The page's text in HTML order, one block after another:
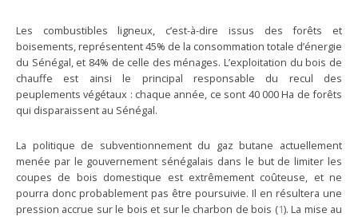
Les combustibles ligneux, c’est-à-dire issus des forêts et
boisements, représentent 45% de la consommation totale d’énergie
du Sénégal, et 84% de celle des ménages. L’exploitation du bois de
chauffe est ainsi le principal responsable du recul des
peuplements végétaux : chaque année, ce sont 40 000 Ha de forêts
qui disparaissent au Sénégal.
La politique de subventionnement du gaz butane actuellement
menée par le gouvernement sénégalais dans le but de limiter les
coupes de bois domestique est extrêmement coûteuse, et ne
pourra donc probablement pas être poursuivie. Il en résultera une
pression accrue sur le bois et sur le charbon de bois (1). La mise au